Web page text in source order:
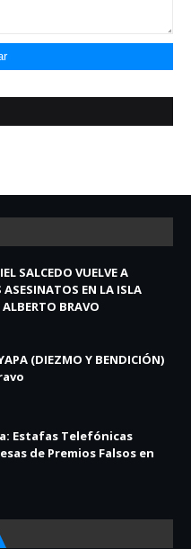
SALCEDO VUELVE A
ASESINATOS EN LA ISLA
BRAVO
(DIEZMO Y BENDICIÓN)
Estafas Telefónicas
de Premios Falsos en